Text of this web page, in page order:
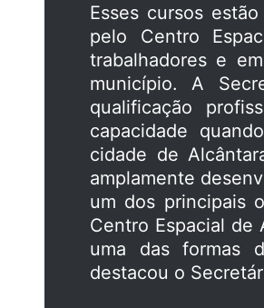
Esses cursos
pelo Centro
trabalhadores e
município. A
qualificação
capacidade
cidade de
amplamente
um dos principais
Centro Espacial de
uma das formas
destacou o